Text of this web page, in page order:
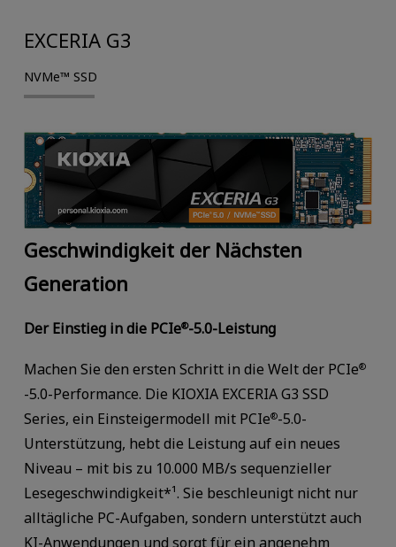
EXCERIA G3
NVMe™ SSD
Geschwindigkeit der Nächsten
Generation
Der Einstieg in die PCIe®-5.0-Leistung
Machen Sie den ersten Schritt in die Welt der PCIe®
-5.0-Performance. Die KIOXIA EXCERIA G3 SSD
Series, ein Einsteigermodell mit PCIe®-5.0-
Unterstützung, hebt die Leistung auf ein neues
Niveau – mit bis zu 10.000 MB/s sequenzieller
Lesegeschwindigkeit*¹. Sie beschleunigt nicht nur
alltägliche PC-Aufgaben, sondern unterstützt auch
KI-Anwendungen und sorgt für ein angenehm